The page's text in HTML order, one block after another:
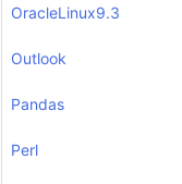
OracleLinux9.3
Outlook
Pandas
Perl